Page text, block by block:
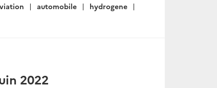
automobile
hydrogene
2022